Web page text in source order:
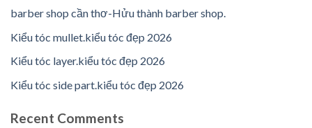
barber shop cần thơ-Hửu thành barber shop.
Kiểu tóc mullet.kiểu tóc đẹp 2026
Kiểu tóc layer.kiểu tóc đẹp 2026
Kiểu tóc side part.kiểu tóc đẹp 2026
Recent Comments